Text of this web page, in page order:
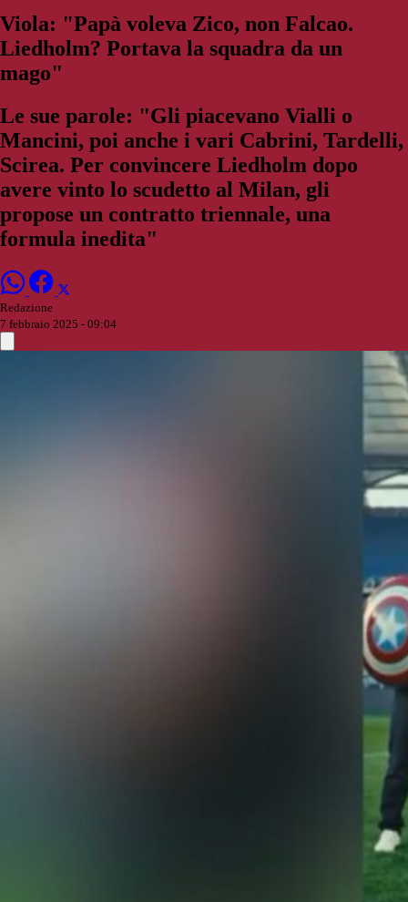
Viola: "Papà voleva Zico, non Falcao.
Liedholm? Portava la squadra da un
mago"
Le sue parole: "Gli piacevano Vialli o
Mancini, poi anche i vari Cabrini, Tardelli,
Scirea. Per convincere Liedholm dopo
avere vinto lo scudetto al Milan, gli
propose un contratto triennale, una
formula inedita"
Redazione
7 febbraio 2025 - 09:04